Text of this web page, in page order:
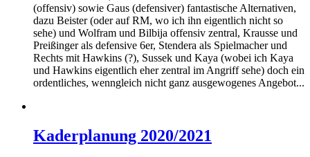
(offensiv) sowie Gaus (defensiver) fantastische Alternativen,
dazu Beister (oder auf RM, wo ich ihn eigentlich nicht so
sehe) und Wolfram und Bilbija offensiv zentral, Krausse und
Preißinger als defensive 6er, Stendera als Spielmacher und
Rechts mit Hawkins (?), Sussek und Kaya (wobei ich Kaya
und Hawkins eigentlich eher zentral im Angriff sehe) doch ein
ordentliches, wenngleich nicht ganz ausgewogenes Angebot...
Kaderplanung 2020/2021